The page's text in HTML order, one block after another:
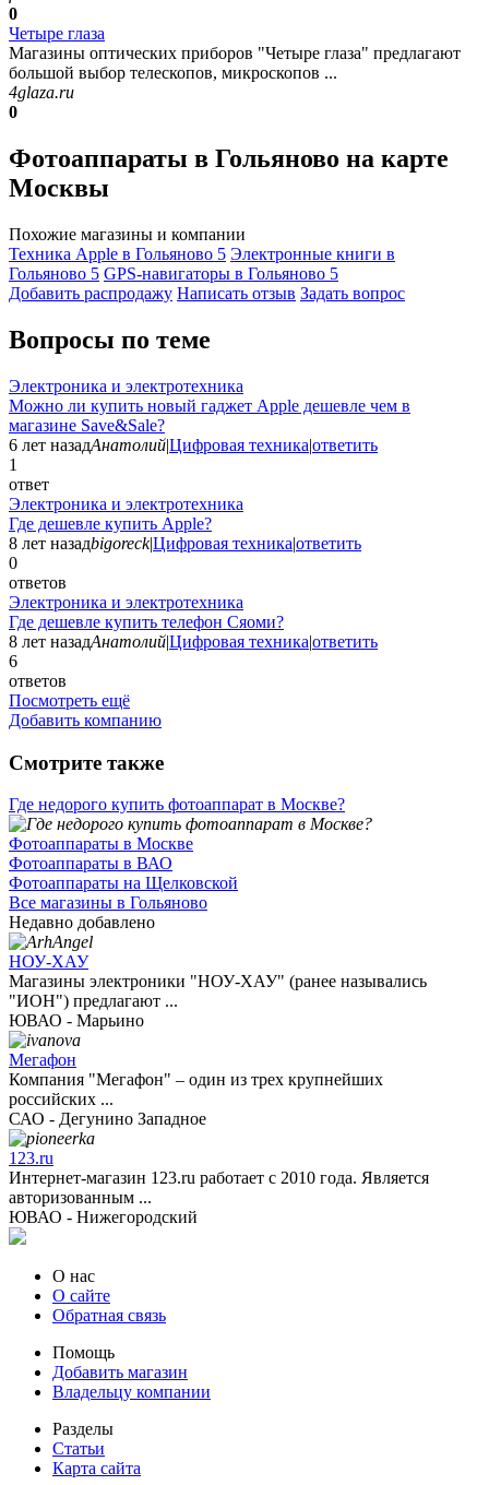
0
Четыре глаза
Магазины оптических приборов "Четыре глаза" предлагают
большой выбор телескопов, микроскопов ...
4glaza.ru
0
Фотоаппараты в Гольяново на карте
Москвы
Похожие магазины и компании
Техника Apple в Гольяново 5 Электронные книги в
Гольяново 5 GPS-навигаторы в Гольяново 5
Добавить раcпродажу Написать отзыв Задать вопрос
Вопросы по теме
Электроника и электротехника
Можно ли купить новый гаджет Apple дешевле чем в
магазине Save&Sale?
6 лет назадАнатолий|Цифровая техника|ответить
1
ответ
Электроника и электротехника
Где дешевле купить Apple?
8 лет назадbigoreck|Цифровая техника|ответить
0
ответов
Электроника и электротехника
Где дешевле купить телефон Сяоми?
8 лет назадАнатолий|Цифровая техника|ответить
6
ответов
Посмотреть ещё
Добавить компанию
Смотрите также
Где недорого купить фотоаппарат в Москве?
Фотоаппараты в Москве
Фотоаппараты в ВАО
Фотоаппараты на Щелковской
Все магазины в Гольяново
Недавно добавлено
НОУ-ХАУ
Магазины электроники "НОУ-ХАУ" (ранее назывались
"ИОН") предлагают ...
ЮВАО - Марьино
Мегафон
Компания "Мегафон" – один из трех крупнейших
российских ...
САО - Дегунино Западное
123.ru
Интернет-магазин 123.ru работает с 2010 года. Является
авторизованным ...
ЮВАО - Нижегородский
О нас
О сайте
Обратная связь
Помощь
Добавить магазин
Владельцу компании
Разделы
Статьи
Карта сайта